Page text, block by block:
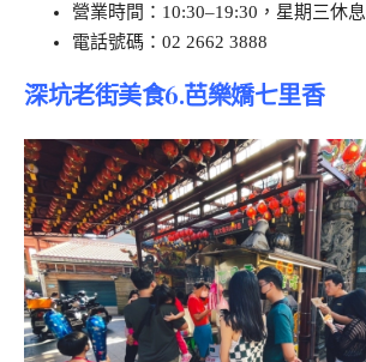
營業時間：10:30–19:30，星期三休息
電話號碼：02 2662 3888
深坑老街美食6.芭樂嬌七里香